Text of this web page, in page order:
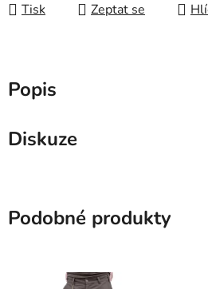
Tisk Zeptat se
Popis
Diskuze
Podobné produkty